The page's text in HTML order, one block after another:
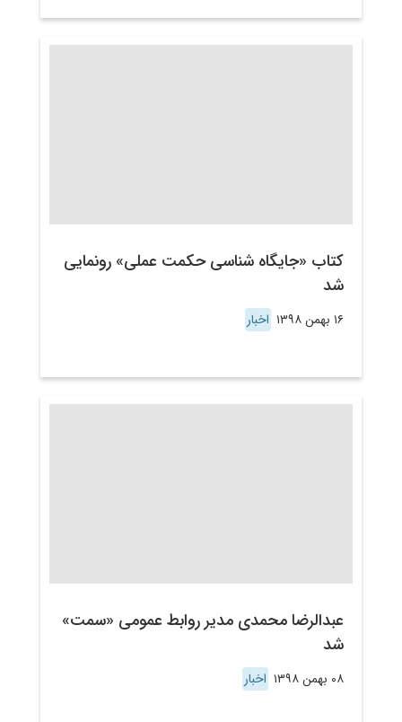
کتاب «جایگاه شناسی حکمت عملی» رونمایی
شد
۱۶ بهمن ۱۳۹۸ اخبار
عبدالرضا محمدی مدیر روابط عمومی «سمت»
شد
۰۸ بهمن ۱۳۹۸ اخبار